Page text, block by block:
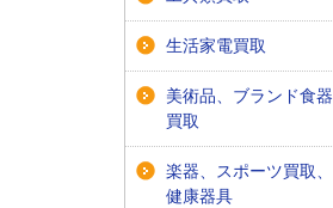
生活家電買取
美術品、ブランド食器
買取
楽器、スポーツ買取、
健康器具